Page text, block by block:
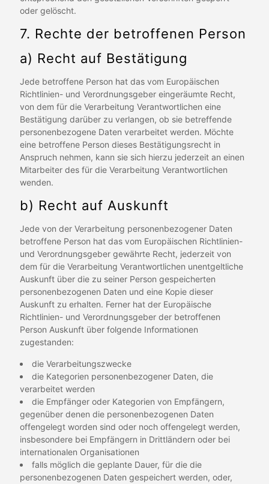
oder gelöscht.
7. Rechte der betroffenen Person
a) Recht auf Bestätigung
Jede betroffene Person hat das vom Europäischen
Richtlinien- und Verordnungsgeber eingeräumte Recht,
von dem für die Verarbeitung Verantwortlichen eine
Bestätigung darüber zu verlangen, ob sie betreffende
personenbezogene Daten verarbeitet werden. Möchte
eine betroffene Person dieses Bestätigungsrecht in
Anspruch nehmen, kann sie sich hierzu jederzeit an einen
Mitarbeiter des für die Verarbeitung Verantwortlichen
wenden.
b) Recht auf Auskunft
Jede von der Verarbeitung personenbezogener Daten
betroffene Person hat das vom Europäischen Richtlinien-
und Verordnungsgeber gewährte Recht, jederzeit von
dem für die Verarbeitung Verantwortlichen unentgeltliche
Auskunft über die zu seiner Person gespeicherten
personenbezogenen Daten und eine Kopie dieser
Auskunft zu erhalten. Ferner hat der Europäische
Richtlinien- und Verordnungsgeber der betroffenen
Person Auskunft über folgende Informationen
zugestanden:
die Verarbeitungszwecke
die Kategorien personenbezogener Daten, die
verarbeitet werden
die Empfänger oder Kategorien von Empfängern,
gegenüber denen die personenbezogenen Daten
offengelegt worden sind oder noch offengelegt werden,
insbesondere bei Empfängern in Drittländern oder bei
internationalen Organisationen
falls möglich die geplante Dauer, für die die
personenbezogenen Daten gespeichert werden, oder,